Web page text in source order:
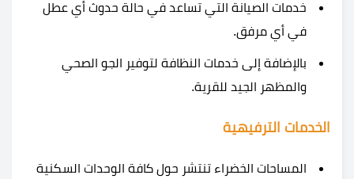
خدمات الصيانة التي تساعد في حالة حدوث أي عطل
في أي مرفق.
بالإضافة إلى خدمات النظافة لتوفير الجو الصحي
والمظهر الجيد للقرية.
الخدمات الترفيهية
المساحات الخضراء تنتشر حول كافة الوحدات السكنية